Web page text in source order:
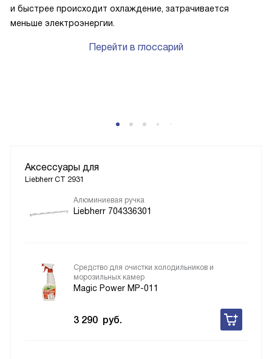
и быстрее происходит охлаждение, затрачивается
меньше электроэнергии.
Перейти в глоссарий
Аксессуары для
Liebherr CT 2931
Алюминиевая ручка
Liebherr 704336301
Средство для очистки холодильников и
морозильных камер
Magic Power MP-011
3 290 руб.